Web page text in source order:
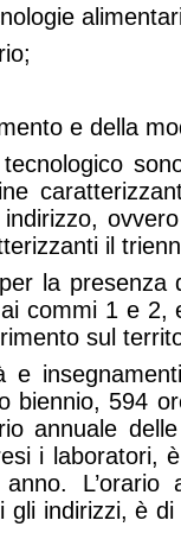
e della
il
la presenza
commi 1 e
sul
e
biennio, 594
annuale
i laboratori,
L’orario
gli indirizzi, è